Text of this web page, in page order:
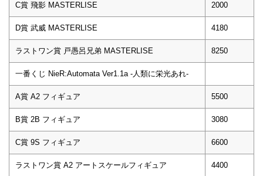
C賞 飛影 MASTERLISE 2000
D賞 武威 MASTERLISE 4180
ラストワン賞 戸愚呂兄弟 MASTERLISE 8250
一番くじ NieR:Automata Ver1.1a -人類に栄光あれ-
A賞 A2 フィギュア 5500
B賞 2B フィギュア 3080
C賞 9S フィギュア 6600
ラストワン賞 A2 アートスケールフィギュア 4400